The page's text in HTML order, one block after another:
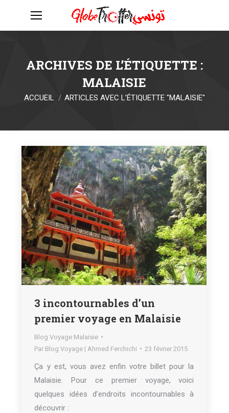
ARCHIVES DE L’ÉTIQUETTE :
MALAISIE
Vous êtes ici :
ACCUEIL ARTICLES AVEC L’ÉTIQUETTE "MALAISIE"
3 incontournables d’un
premier voyage en Malaisie
Blog Voyage Malaisie
Par Blog Voyage | Ahmed Ferchichi 23 février 2015
Ça y est, vous avez enfin votre billet pour la
Malaisie. Pour ce premier voyage, voici
quelques idées d’endroits incontournables à
découvrir :